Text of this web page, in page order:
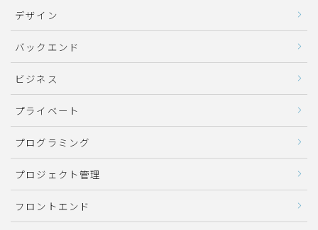
デザイン
バックエンド
ビジネス
プライベート
プログラミング
プロジェクト管理
フロントエンド